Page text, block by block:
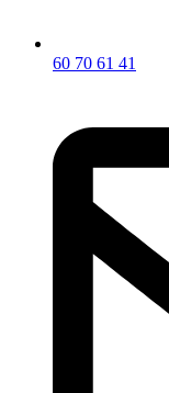
60 70 61 41